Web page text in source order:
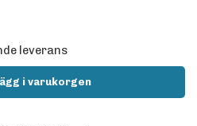
leverans
i varukorgen